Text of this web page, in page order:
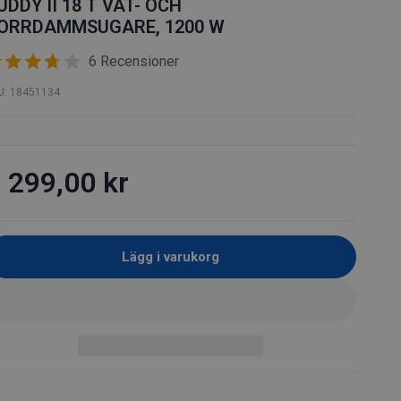
II 18 T VÅT- OCH
1200 W
6 Recensioner
18451134
299,00 kr
Lägg i varukorg